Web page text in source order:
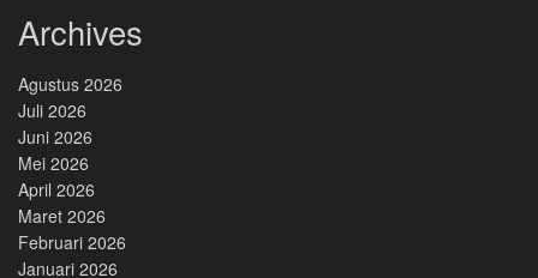
Archives
Agustus 2026
Juli 2026
Juni 2026
Mei 2026
April 2026
Maret 2026
Februari 2026
Januari 2026